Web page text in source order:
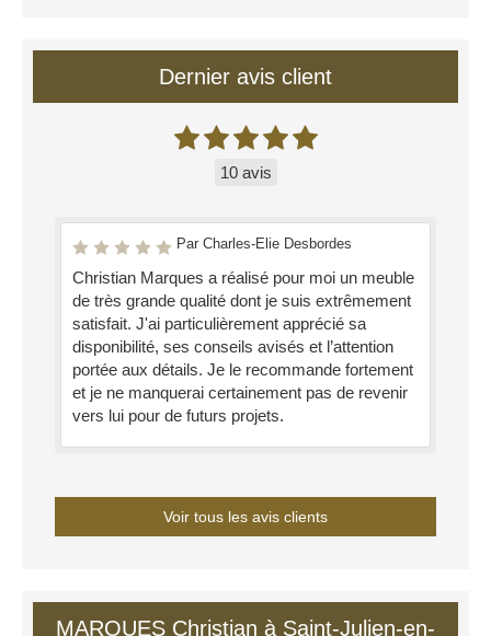
Dernier avis client
10 avis
Par Charles-Elie Desbordes
Christian Marques a réalisé pour moi un meuble
de très grande qualité dont je suis extrêmement
satisfait. J'ai particulièrement apprécié sa
disponibilité, ses conseils avisés et l’attention
portée aux détails. Je le recommande fortement
et je ne manquerai certainement pas de revenir
vers lui pour de futurs projets.
Voir tous les avis clients
MARQUES Christian à Saint-Julien-en-